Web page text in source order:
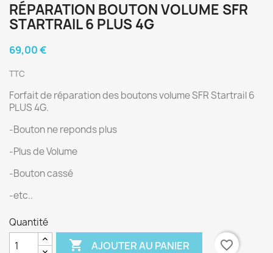
RÉPARATION BOUTON VOLUME SFR
STARTRAIL 6 PLUS 4G
69,00 €
TTC
Forfait de réparation des boutons volume SFR Startrail 6
PLUS 4G.
-Bouton ne reponds plus
-Plus de Volume
-Bouton cassé
-etc..
Quantité
 AJOUTER AU PANIER
favorite_border